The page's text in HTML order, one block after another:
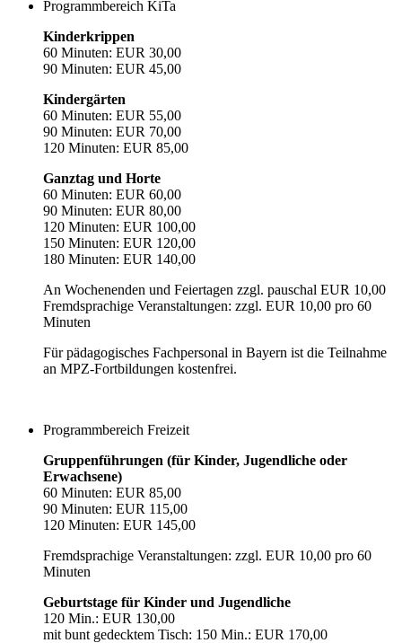
Programmbereich KiTa
Kinderkrippen
60 Minuten: EUR 30,00
90 Minuten: EUR 45,00
Kindergärten
60 Minuten: EUR 55,00
90 Minuten: EUR 70,00
120 Minuten: EUR 85,00
Ganztag und Horte
60 Minuten: EUR 60,00
90 Minuten: EUR 80,00
120 Minuten: EUR 100,00
150 Minuten: EUR 120,00
180 Minuten: EUR 140,00
An Wochenenden und Feiertagen zzgl. pauschal EUR 10,00
Fremdsprachige Veranstaltungen: zzgl. EUR 10,00 pro 60
Minuten
Für pädagogisches Fachpersonal in Bayern ist die Teilnahme
an MPZ-Fortbildungen kostenfrei.
Programmbereich Freizeit
Gruppenführungen (für Kinder, Jugendliche oder
Erwachsene)
60 Minuten: EUR 85,00
90 Minuten: EUR 115,00
120 Minuten: EUR 145,00
Fremdsprachige Veranstaltungen: zzgl. EUR 10,00 pro 60
Minuten
Geburtstage für Kinder und Jugendliche
120 Min.: EUR 130,00
mit bunt gedecktem Tisch: 150 Min.: EUR 170,00